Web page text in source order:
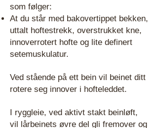
som følger:
At du står med bakovertippet bekken,
uttalt hoftestrekk, overstrukket kne,
innoverrotert hofte og lite definert
setemuskulatur.
Ved stående på ett bein vil beinet ditt
rotere seg innover i hofteleddet.
I ryggleie, ved aktivt stakt beinløft,
vil lårbeinets øvre del gli fremover og